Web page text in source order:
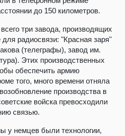
до 150 километров.
три завода, производящих
радиосвязи: "Красная заря"
(телеграфы), завод им.
Этих производственных
обеспечить армию
того, много времени отняла
производства в
войска превосходили
связью.
у немцев были технологии,